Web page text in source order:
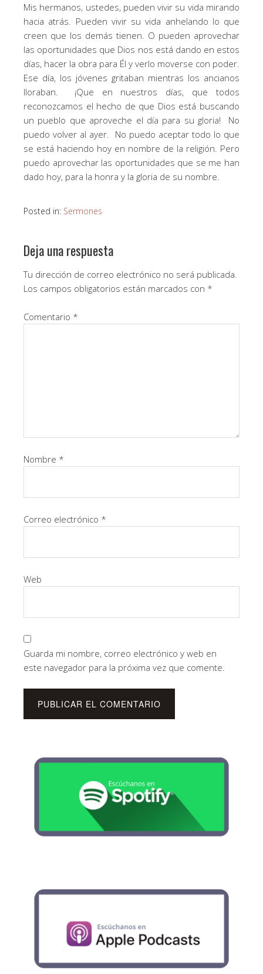
Mis hermanos, ustedes, pueden vivir su vida mirando
hacia atrás. Pueden vivir su vida anhelando lo que
creen que los demás tienen. O pueden aprovechar
las oportunidades que Dios nos está dando en estos
días, hacer la obra para Él y verlo moverse con poder.
Ese día, los jóvenes gritaban mientras los ancianos
lloraban. ¡Que en nuestros días, que todos
reconozcamos el hecho de que Dios está buscando
un pueblo que aproveche el día para su gloria! No
puedo volver al ayer. No puedo aceptar todo lo que
se está haciendo hoy en nombre de la religión. Pero
puedo aprovechar las oportunidades que se me han
dado hoy, para la honra y la gloria de su nombre.
Posted in: Sermones
Deja una respuesta
Tu dirección de correo electrónico no será publicada.
Los campos obligatorios están marcados con *
Comentario *
Nombre *
Correo electrónico *
Web
Guarda mi nombre, correo electrónico y web en
este navegador para la próxima vez que comente.